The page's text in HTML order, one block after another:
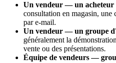
Un vendeur — un acheteur
consultation en magasin,
par e-mail.
Un vendeur — un groupe
généralement la
vente ou des présentations.
Équipe de vendeurs —